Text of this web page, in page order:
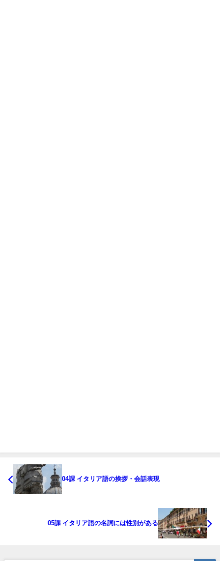
04課 イタリア語の挨拶・会話表現
05課 イタリア語の名詞には性別がある